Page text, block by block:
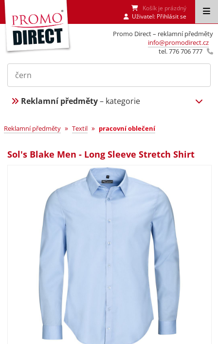
Promo Direct – reklamní předměty
info@promodirect.cz
tel. 776 706 777
Košík je prázdný
Uživatel: Přihlásit se
Reklamní předměty– kategorie
Reklamní předměty » Textil » pracovní oblečení
Sol's Blake Men - Long Sleeve Stretch Shirt